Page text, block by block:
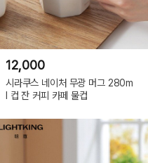
12,000
시라쿠스 네이처 무광 머그 280m
l 컵 잔 커피 카페 물컵